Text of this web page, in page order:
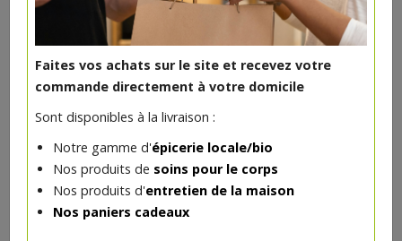
Faites vos achats sur le site et recevez votre
commande directement à votre domicile
Sont disponibles à la livraison :
Notre gamme d'épicerie locale/bio
Nos produits de soins pour le corps
Nos produits d'entretien de la maison
Nos paniers cadeaux
Epicerie> Petit déjeuner